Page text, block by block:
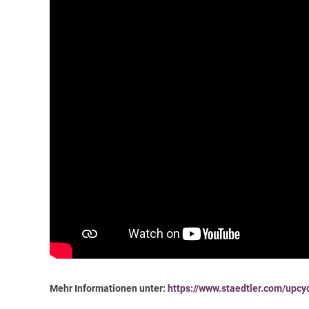
Mehr Informationen unter: https://www.staedtler.com/